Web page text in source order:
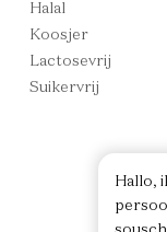
Halal
Koosjer
Lactosevrij
Suikervrij
Hallo, i
persoo